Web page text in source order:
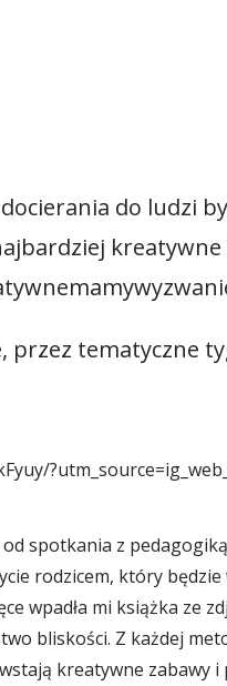
do ludzi
przez tematyczne
spotkania z
rodzicem, który
wpadła mi książka ze
bliskości. Z każdej
kreatywne zabawy i